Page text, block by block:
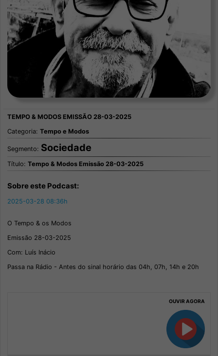
Categoria: Tempo e Modos
Segmento: Sociedade
Título: Tempo & Modos Emissão 28-03-2025
Sobre este Podcast:
2025-03-28 08:36h
O Tempo & os Modos
Emissão 28-03-2025
Com: Luís Inácio
Passa na Rádio - Antes do sinal horário das 04h, 07h, 14h e 20h
OUVIR AGORA